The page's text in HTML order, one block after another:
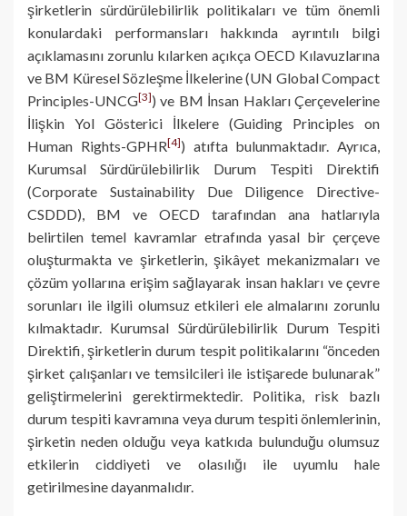
şirketlerin sürdürülebilirlik politikaları ve tüm önemli
konulardaki performansları hakkında ayrıntılı bilgi
açıklamasını zorunlu kılarken açıkça OECD Kılavuzlarına
ve BM Küresel Sözleşme İlkelerine (UN Global Compact
Principles-UNCG[3]) ve BM İnsan Hakları Çerçevelerine
İlişkin Yol Gösterici İlkelere (Guiding Principles on
Human Rights-GPHR[4]) atıfta bulunmaktadır. Ayrıca,
Kurumsal Sürdürülebilirlik Durum Tespiti Direktifi
(Corporate Sustainability Due Diligence Directive-
CSDDD), BM ve OECD tarafından ana hatlarıyla
belirtilen temel kavramlar etrafında yasal bir çerçeve
oluşturmakta ve şirketlerin, şikâyet mekanizmaları ve
çözüm yollarına erişim sağlayarak insan hakları ve çevre
sorunları ile ilgili olumsuz etkileri ele almalarını zorunlu
kılmaktadır. Kurumsal Sürdürülebilirlik Durum Tespiti
Direktifi, şirketlerin durum tespit politikalarını “önceden
şirket çalışanları ve temsilcileri ile istişarede bulunarak”
geliştirmelerini gerektirmektedir. Politika, risk bazlı
durum tespiti kavramına veya durum tespiti önlemlerinin,
şirketin neden olduğu veya katkıda bulunduğu olumsuz
etkilerin ciddiyeti ve olasılığı ile uyumlu hale
getirilmesine dayanmalıdır.